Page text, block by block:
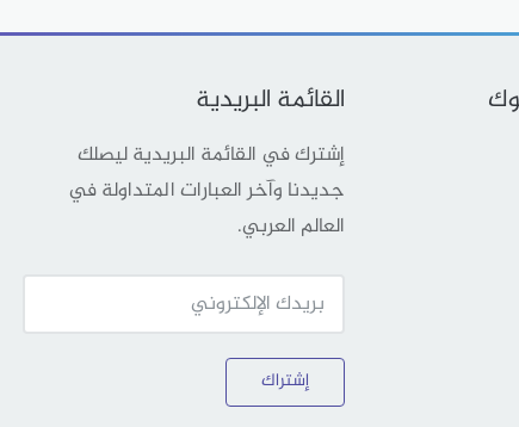
القائمة البريدية
إشترك في القائمة البريدية ليصلك
جديدنا وآخر العبارات المتداولة في
العالم العربي.
إشتراك